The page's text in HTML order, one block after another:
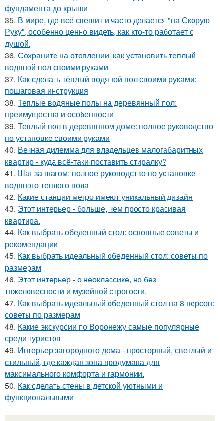
фундамента до крыши
35. В мире, где всё спешит и часто делается "на Скорую
Руку", особенно ценно видеть, как кто-то работает с
душой.
36. Сохраните на отоплении: как установить теплый
водяной пол своими руками
37. Как сделать тёплый водяной пол своими руками:
пошаговая инструкция
38. Теплые водяные полы на деревянный пол:
преимущества и особенности
39. Теплый пол в деревянном доме: полное руководство
по установке своими руками
40. Вечная дилемма для владельцев малогабаритных
квартир - куда всё-таки поставить стиралку?
41. Шаг за шагом: полное руководство по установке
водяного теплого пола
42. Какие станции метро имеют уникальный дизайн
43. Этот интерьер - больше, чем просто красивая
квартира.
44. Как выбрать обеденный стол: основные советы и
рекомендации
45. Как выбрать идеальный обеденный стол: советы по
размерам
46. Этот интерьер - о неоклассике, но без
тяжеловесности и музейной строгости.
47. Как выбрать идеальный обеденный стол на 8 персон:
советы по размерам
48. Какие экскурсии по Воронежу самые популярные
среди туристов
49. Интерьер загородного дома - просторный, светлый и
стильный, где каждая зона продумана для
максимального комфорта и гармонии.
50. Как сделать стены в детской уютными и
функциональными